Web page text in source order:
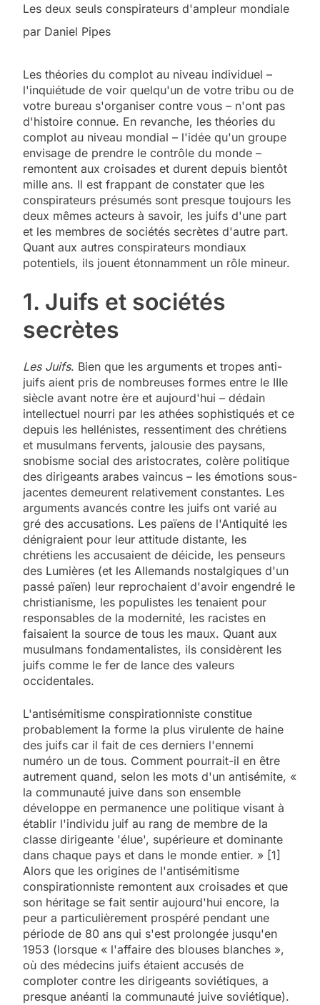
Les deux seuls conspirateurs d'ampleur mondiale
par Daniel Pipes
Les théories du complot au niveau individuel –
l'inquiétude de voir quelqu'un de votre tribu ou de
votre bureau s'organiser contre vous – n'ont pas
d'histoire connue. En revanche, les théories du
complot au niveau mondial – l'idée qu'un groupe
envisage de prendre le contrôle du monde –
remontent aux croisades et durent depuis bientôt
mille ans. Il est frappant de constater que les
conspirateurs présumés sont presque toujours les
deux mêmes acteurs à savoir, les juifs d'une part
et les membres de sociétés secrètes d'autre part.
Quant aux autres conspirateurs mondiaux
potentiels, ils jouent étonnamment un rôle mineur.
1. Juifs et sociétés
secrètes
Les Juifs. Bien que les arguments et tropes anti-
juifs aient pris de nombreuses formes entre le IIIe
siècle avant notre ère et aujourd'hui – dédain
intellectuel nourri par les athées sophistiqués et ce
depuis les hellénistes, ressentiment des chrétiens
et musulmans fervents, jalousie des paysans,
snobisme social des aristocrates, colère politique
des dirigeants arabes vaincus – les émotions sous-
jacentes demeurent relativement constantes. Les
arguments avancés contre les juifs ont varié au
gré des accusations. Les païens de l'Antiquité les
dénigraient pour leur attitude distante, les
chrétiens les accusaient de déicide, les penseurs
des Lumières (et les Allemands nostalgiques d'un
passé païen) leur reprochaient d'avoir engendré le
christianisme, les populistes les tenaient pour
responsables de la modernité, les racistes en
faisaient la source de tous les maux. Quant aux
musulmans fondamentalistes, ils considèrent les
juifs comme le fer de lance des valeurs
occidentales.
L'antisémitisme conspirationniste constitue
probablement la forme la plus virulente de haine
des juifs car il fait de ces derniers l'ennemi
numéro un de tous. Comment pourrait-il en être
autrement quand, selon les mots d'un antisémite, «
la communauté juive dans son ensemble
développe en permanence une politique visant à
établir l'individu juif au rang de membre de la
classe dirigeante 'élue', supérieure et dominante
dans chaque pays et dans le monde entier. » [1]
Alors que les origines de l'antisémitisme
conspirationniste remontent aux croisades et que
son héritage se fait sentir aujourd'hui encore, la
peur a particulièrement prospéré pendant une
période de 80 ans qui s'est prolongée jusqu'en
1953 (lorsque « l'affaire des blouses blanches »,
où des médecins juifs étaient accusés de
comploter contre les dirigeants soviétiques, a
presque anéanti la communauté juive soviétique).